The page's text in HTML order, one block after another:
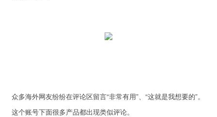
众多海外网友纷纷在评论区留言“非常有用”、“这就是我想要的”。
这个账号下面很多产品都出现类似评论。